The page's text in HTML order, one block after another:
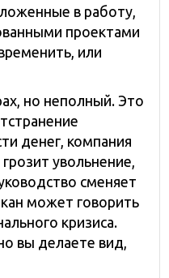
в работу,
проектами
или
но неполный. Это
денег, компания
увольнение,
сменяет
может говорить
кризиса.
вы делаете вид,